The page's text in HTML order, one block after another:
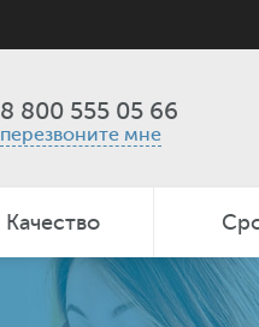
8 800 555 05 66
перезвоните мне
Качество